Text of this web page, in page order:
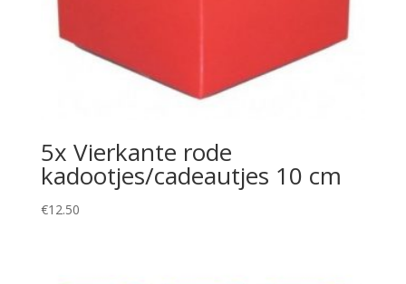
5x Vierkante rode
kadootjes/cadeautjes 10 cm
€12.50